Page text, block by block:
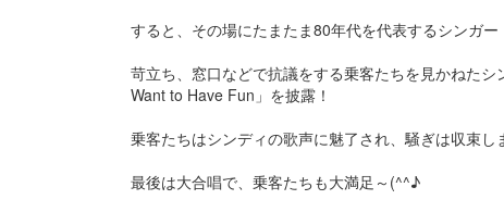
すると、その場にたまたま80年代を代表するシンガ
苛立ち、窓口などで抗議をする乗客たちを見かねた
Want to Have Fun」を披露！
乗客たちはシンディの歌声に魅了され、騒ぎは収束し
最後は大合唱で、乗客たちも大満足～(^^♪